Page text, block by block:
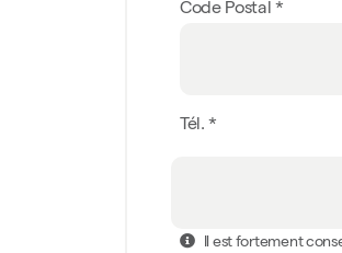
Code Postal *
Tél. *
Il est fortement